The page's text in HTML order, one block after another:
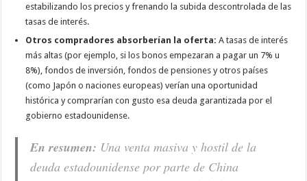
estabilizando los precios y frenando la subida descontrolada de las
tasas de interés.
Otros compradores absorberían la oferta: A tasas de interés
más altas (por ejemplo, si los bonos empezaran a pagar un 7% u
8%), fondos de inversión, fondos de pensiones y otros países
(como Japón o naciones europeas) verían una oportunidad
histórica y comprarían con gusto esa deuda garantizada por el
gobierno estadounidense.
En resumen: Una venta masiva y hostil de la
deuda estadounidense por parte de China